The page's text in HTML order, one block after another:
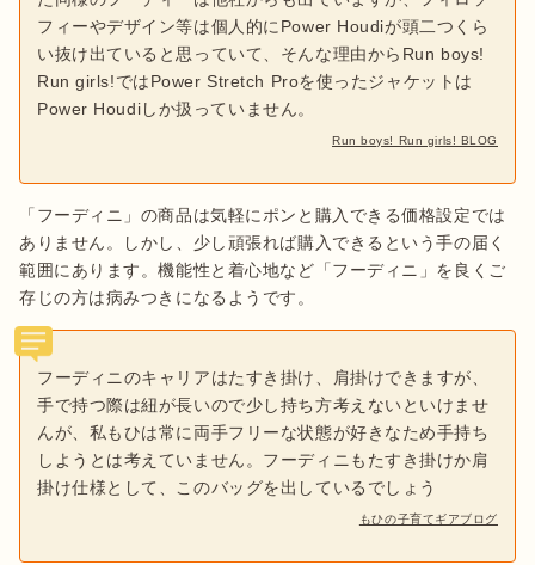
フィーやデザイン等は個人的にPower Houdiが頭二つくら
い抜け出ていると思っていて、そんな理由からRun boys!
Run girls!ではPower Stretch Proを使ったジャケットは
Power Houdiしか扱っていません。
Run boys! Run girls! BLOG
「フーディニ」の商品は気軽にポンと購入できる価格設定では
ありません。しかし、少し頑張れば購入できるという手の届く
範囲にあります。機能性と着心地など「フーディニ」を良くご
存じの方は病みつきになるようです。
フーディニのキャリアはたすき掛け、肩掛けできますが、
手で持つ際は紐が長いので少し持ち方考えないといけませ
んが、私もひは常に両手フリーな状態が好きなため手持ち
しようとは考えていません。フーディニもたすき掛けか肩
掛け仕様として、このバッグを出しているでしょう
もひの子育てギアブログ